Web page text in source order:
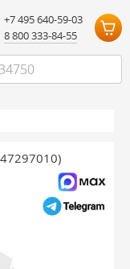
+7 495 640-59-03
8 800 333-84-55